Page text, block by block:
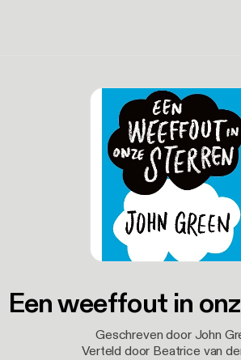
Een weeffout in
Geschreven door John
Verteld door Beatrice van